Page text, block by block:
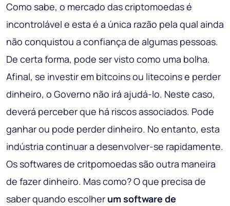
Como sabe, o mercado das criptomoedas é
incontrolável e esta é a única razão pela qual ainda
não conquistou a confiança de algumas pessoas.
De certa forma, pode ser visto como uma bolha.
Afinal, se investir em bitcoins ou litecoins e perder
dinheiro, o Governo não irá ajudá-lo. Neste caso,
deverá perceber que há riscos associados. Pode
ganhar ou pode perder dinheiro. No entanto, esta
indústria continuar a desenvolver-se rapidamente.
Os softwares de critpomoedas são outra maneira
de fazer dinheiro. Mas como? O que precisa de
saber quando escolher um software de